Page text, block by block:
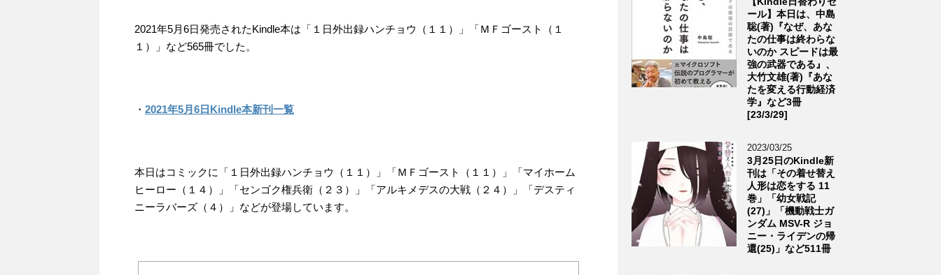
2021年5月6日発売されたKindle本は「１日外出録ハンチョウ（１１）」「ＭＦゴースト（１
１）」など565冊でした。
・ 2021年5月6日Kindle本新刊一覧
本日はコミックに「１日外出録ハンチョウ（１１）」「ＭＦゴースト（１１）」「マイホーム
ヒーロー（１４）」「センゴク権兵衛（２３）」「アルキメデスの大戦（２４）」「デスティ
ニーラバーズ（４）」などが登場しています。
ール】本日は、中島
聡(著)『なぜ、あな
たの仕事は終わらな
いのか スピードは最
強の武器である』、
大竹文雄(著)『あな
たを変える行動経済
学』など3冊
[23/3/29]
2023/03/25
3月25日のKindle新
刊は「その着せ替え
人形は恋をする 11
巻」「幼女戦記
(27)」「機動戦士ガ
ンダム MSV-R ジョ
ニー・ライデンの帰
還(25)」など511冊